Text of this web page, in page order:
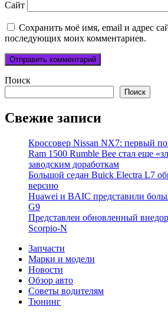
Сайт
Сохранить моё имя, email и адрес
последующих моих комментариев.
Поиск
Поиск
Свежие записи
Кроссовер Nissan NX7: первый
Ram 1500 Rumble Bee стал еще
заводским доработкам
Большой седан Buick Electra L7
версию
Huawei и BAIC представили
G9
Представлен обновленный
Scorpio-N
Запчасти
Марки и модели
Новости
Обзор авто
Советы водителям
Тюнинг